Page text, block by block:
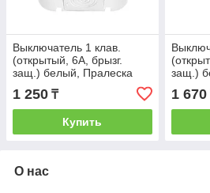
Выключатель 1 клав.
(открытый, 6А, брызг.
защ.) белый, Пралеска
Аква, Bylectrica
1 250 ₸
Купить
защ.)
Аква,
1 670
О нас